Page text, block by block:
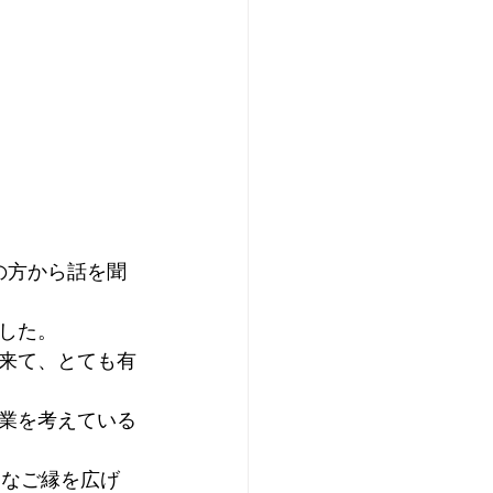
方から話を聞
た。
て、とても有
を考えている
ご縁を広げ